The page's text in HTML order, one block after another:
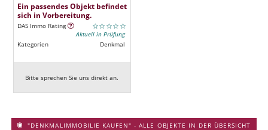
Ein passendes Objekt befindet
sich in Vorbereitung.
DAS Immo Rating
Aktuell in Prüfung
Kategorien
Denkmal
Bitte sprechen Sie uns direkt an.
"DENKMALIMMOBILIE KAUFEN" - ALLE OBJEKTE IN DER ÜBERSICHT